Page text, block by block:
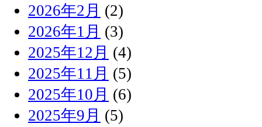
2026年2月 (2)
2026年1月 (3)
2025年12月 (4)
2025年11月 (5)
2025年10月 (6)
2025年9月 (5)